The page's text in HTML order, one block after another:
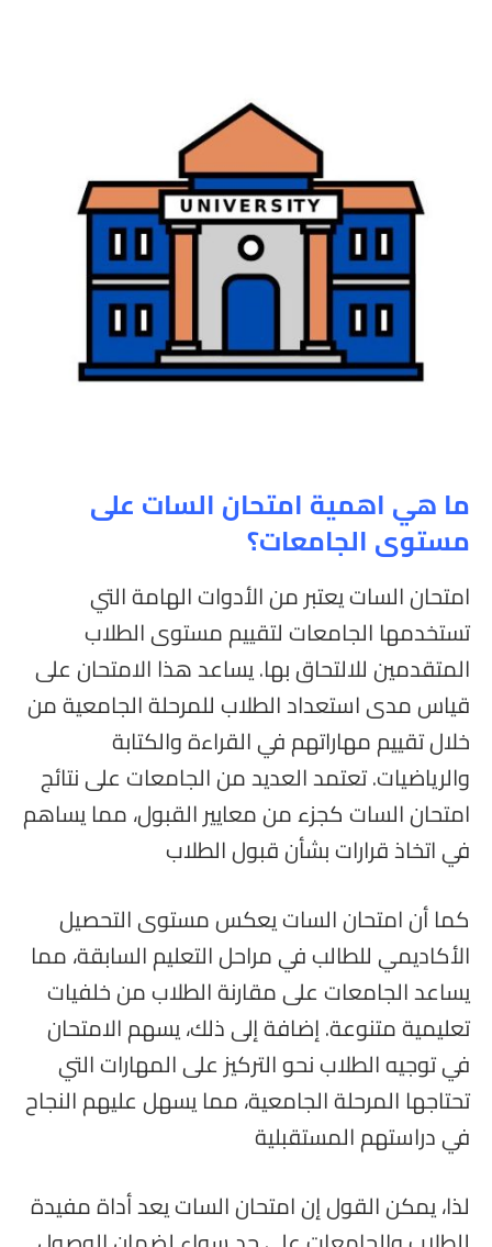
ما هي اهمية امتحان السات على
مستوى الجامعات؟
امتحان السات يعتبر من الأدوات الهامة التي
تستخدمها الجامعات لتقييم مستوى الطلاب
المتقدمين للالتحاق بها. يساعد هذا الامتحان على
قياس مدى استعداد الطلاب للمرحلة الجامعية من
خلال تقييم مهاراتهم في القراءة والكتابة
والرياضيات. تعتمد العديد من الجامعات على نتائج
امتحان السات كجزء من معايير القبول، مما يساهم
في اتخاذ قرارات بشأن قبول الطلاب
كما أن امتحان السات يعكس مستوى التحصيل
الأكاديمي للطالب في مراحل التعليم السابقة، مما
يساعد الجامعات على مقارنة الطلاب من خلفيات
تعليمية متنوعة. إضافة إلى ذلك، يسهم الامتحان
في توجيه الطلاب نحو التركيز على المهارات التي
تحتاجها المرحلة الجامعية، مما يسهل عليهم النجاح
في دراستهم المستقبلية
لذا، يمكن القول إن امتحان السات يعد أداة مفيدة